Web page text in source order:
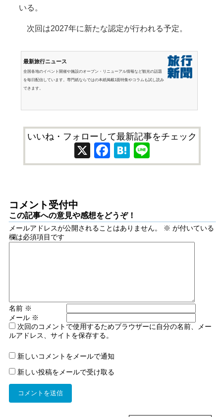
いる。
次回は2027年に新たな認定が行われる予定。
最新旅行ニュース
全国各地のイベント開催や施設のオープン・リニューアル情報など観光の話題
を毎日配信しています。専門紙ならではの本紙掲載1面特集やコラムも試し読み
できます。
いいね・フォローして最新記事をチェック
X Facebook
Hatena
コメント受付中
この記事への意見や感想をどうぞ！
メールアドレスが公開されることはありません。 ※ が付いている
欄は必須項目です
名前 ※
メール ※
次回のコメントで使用するためブラウザーに自分の名前、メー
ルアドレス、サイトを保存する。
新しいコメントをメールで通知
新しい投稿をメールで受け取る